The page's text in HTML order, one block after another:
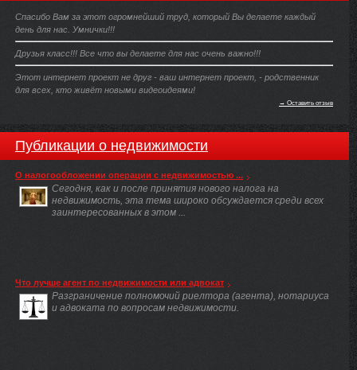
Спасибо Вам за этот огромнейший труд, который Вы делаете каждый
день для нас. Умнички!!!
Друзья класс!!! Все что вы делаете для нас очень важно!!!
Этот интернет проект не друг - ваш интернет проект, - родственник
для всех, кто живёт новыми видеоидеями!
→ Оставить отзыв
Публикации о недвижимости
О налогообложении операции с недвижимостью ...
Сегодня, как и после принятия нового налога на
недвижимость, эта тема широко обсуждается среди всех
заинтересованных в этом ...
Что лучше агент по недвижимости или адвокат
Разграничение полномочий риелтора (агента), нотариуса
и адвоката по вопросам недвижимости.